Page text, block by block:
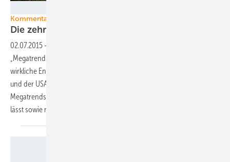
Kommentar Erneuerbarenausbau global
Die zehn Megatrends der
02.07.2015 -
„Megatrends der globalen Energiewende“ aus. Sie belegen, dass eine
wirkliche Energiewende nach der Pionierzeit unter Führung Europas
und der USA nun auch global eingesetzt hat. Doch es gibt weitere
Megatrends, die eine Weltgemeinschaft am Scheidepunkt erkennen
lässt sowie noch ausstehende